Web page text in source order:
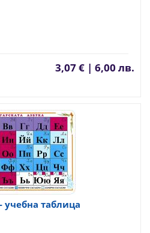
3,07 € | 6,00 лв.
учебна таблица